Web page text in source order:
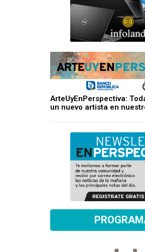
ArteUyEnPerspectiva:
un nuevo artista en